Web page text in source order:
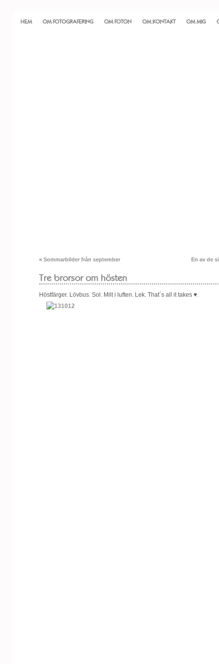
HEM OM FOTOGRAFERING OM FOTON OM KONTAKT OM MIG
« Sommarbilder från september En av de
Tre brorsor om hösten
Höstfärger. Lövbus. Sol. Milt i luften. Lek. That´s all it takes ♥.